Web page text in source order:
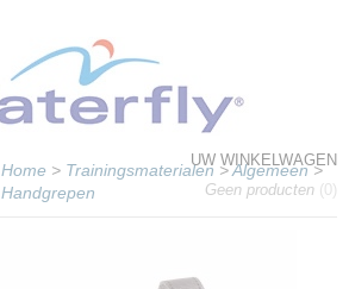
UW WINKELWAGEN
Geen producten (0)
Home > Trainingsmaterialen >Algemeen>
Handgrepen